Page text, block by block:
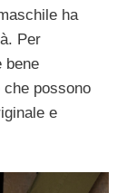
ha
Per
bene
possono
e